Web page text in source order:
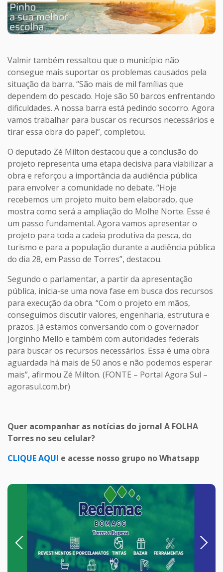
Valmir também ressaltou que o município não
consegue mais suportar os problemas causados pela
situação da barra. “São mais de mil famílias que
dependem do pescado. Hoje são 50 barcos enfrentando
dificuldades. A nossa barra está pedindo socorro. Agora
vamos trabalhar para buscar os recursos necessários e
tirar essa obra do papel”, completou.
O deputado Zé Milton destacou que a conclusão do
projeto representa uma etapa decisiva para viabilizar a
obra e reforçou a importância da audiência pública
para envolver a comunidade no debate. “Hoje
recebemos um projeto muito bem elaborado, que
mostra como será a ampliação do Molhe Norte. Esse é
um passo fundamental. Agora vamos apresentar o
projeto para toda a cadeia produtiva da pesca, do
turismo e para a população durante a audiência pública
do dia 28, em Passo de Torres”, destacou.
Segundo o parlamentar, a partir da apresentação
pública, inicia-se uma nova fase em busca dos recursos
para execução da obra. “Com o projeto em mãos,
conseguimos discutir valores, engenharia, estrutura e
prazos. Já estamos conversando com o governador
Jorginho Mello e também com autoridades federais
para buscar os recursos necessários. Essa é uma obra
aguardada há mais de 50 anos e não podemos esperar
mais”, afirmou Zé Milton. (FONTE – Portal Agora Sul –
agorasul.com.br)
Quer acompanhar as notícias do jornal A FOLHA
Torres no seu celular?
CLIQUE AQUI e acesse nosso grupo no Whatsapp
Previous Next